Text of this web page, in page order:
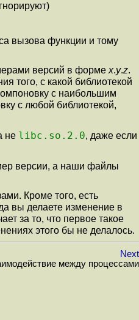
вызова функции и тому
версий в форме x.y.z.
того, с какой библиотекой
с наибольшим
с любой библиотекой,
не libc.so.2.0, даже если
версии, а наши файлы
Кроме того, есть
вы делаете изменение в
за то, что первое такое
этого бы не делалось.
Next
между процессами